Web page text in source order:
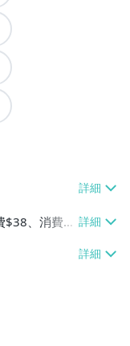
$38、消費滿
【單件運